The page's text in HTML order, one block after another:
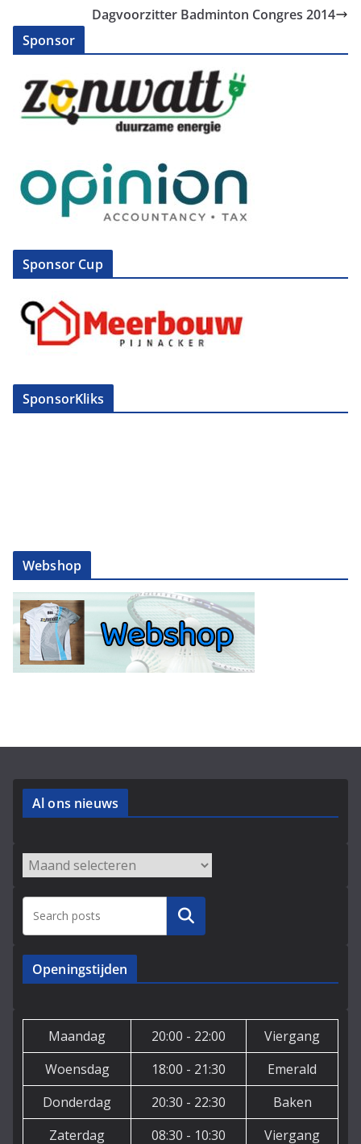
Dagvoorzitter Badminton Congres 2014
Sponsor
Sponsor Cup
SponsorKliks
Webshop
Al ons nieuws
Archieven
Zoeken
Openingstijden
Maandag 20:00 - 22:00
Viergang
Woensdag
18:00 - 21:30
Emerald
Donderdag
20:30 - 22:30
Baken
Zaterdag
08:30 - 10:30 Viergang